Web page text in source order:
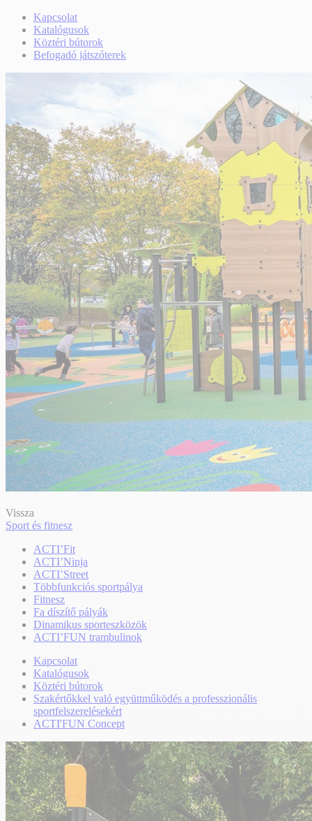
Kapcsolat
Katalógusok
Köztéri bútorok
Befogadó játszóterek
Vissza
Sport és fitnesz
ACTI’Fit
ACTI’Ninja
ACTI’Street
Többfunkciós sportpálya
Fitnesz
Fa díszítő pályák
Dinamikus sporteszközök
ACTI’FUN trambulinok
Kapcsolat
Katalógusok
Köztéri bútorok
Szakértőkkel való együttműködés a professzionális
sportfelszerelésekért
ACTI'FUN Concept